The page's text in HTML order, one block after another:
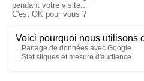
© KTO 2026 —Contact